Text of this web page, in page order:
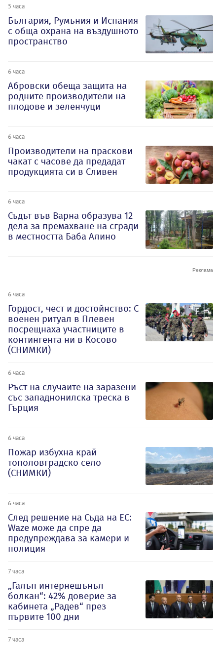
5 часа
България, Румъния и Испания
с обща охрана на въздушното
пространство
6 часа
Абровски обеща защита на
родните производители на
плодове и зеленчуци
6 часа
Производители на праскови
чакат с часове да предадат
продукцията си в Сливен
6 часа
Съдът във Варна образува 12
дела за премахване на сгради
в местността Баба Алино
6 часа
Гордост, чест и достойнство: С
военен ритуал в Плевен
посрещнаха участниците в
контингента ни в Косово
(СНИМКИ)
6 часа
Ръст на случаите на заразени
със западнонилска треска в
Гърция
6 часа
Пожар избухна край
тополовградско село
(СНИМКИ)
6 часа
След решение на Съда на ЕС:
Waze може да спре да
предупреждава за камери и
полиция
7 часа
„Галъп интернешънъл
болкан“: 42% доверие за
кабинета „Радев“ през
първите 100 дни
7 часа